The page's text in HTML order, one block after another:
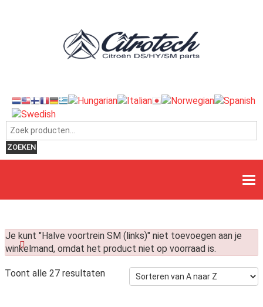
Zoeken naar:
ZOEKEN
Je kunt "Halve voortrein SM (links)" niet toevoegen aan je
winkelmand, omdat het product niet op voorraad is.
Toont alle 27 resultaten